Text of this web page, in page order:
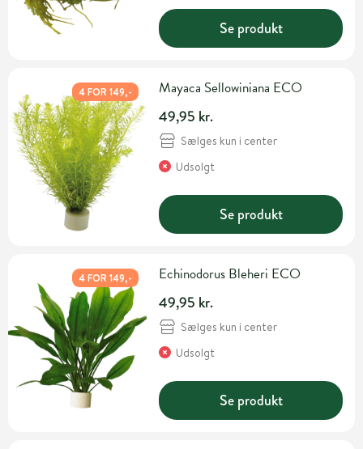
Se produkt
4 FOR 149,- Mayaca Sellowiniana ECO
49,95 kr.
Sælges kun i center
Udsolgt
Se produkt
4 FOR 149,- Echinodorus Bleheri ECO
49,95 kr.
Sælges kun i center
Udsolgt
Se produkt